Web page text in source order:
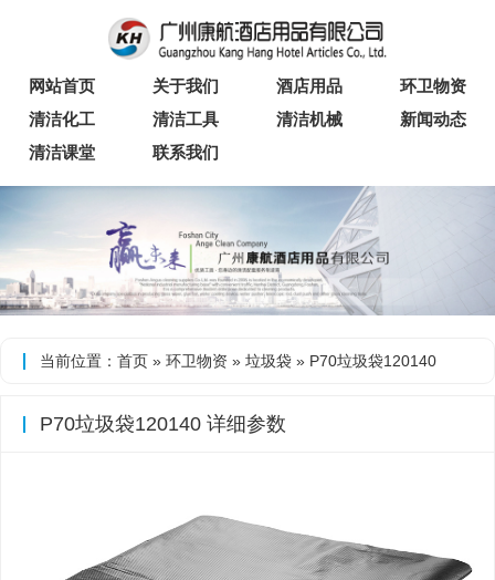
网站首页 关于我们 酒店用品
环卫物资
清洁化工
清洁工具 清洁机械
新闻动态
清洁课堂
联系我们
当前位置： 首页 » 环卫物资 » 垃圾袋 » P70垃圾袋120140
P70垃圾袋120140 详细参数